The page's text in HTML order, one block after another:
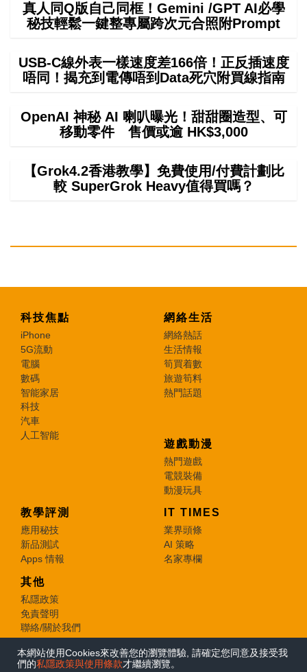
本網站使用Cookies來改善您的瀏覽體驗, 請確定您同意及接受我
們的私隱政策與使用條款才繼續瀏覽。
真人同Q版自己同框！Gemini /GPT AI必學
秘技輕鬆一鍵整專屬跨次元合照附Prompt
USB-C線外表一樣速度差166倍！正反插速度
唔同！揭充到電傳唔到Data死穴附買線指南
OpenAI 神秘 AI 喇叭曝光！甜甜圈造型、可
移動零件 售價或逾 HK$3,000
【Grok4.2香港教學】免費使用/付費計劃比
較 SuperGrok Heavy值得買嗎？
科技焦點
iPhone
5G流動
電腦
數碼
智能家居
科技
汽車
人工智能
網絡生活
網絡熱話
生活情報
筍買着數
旅遊筍料
熱門話題
遊戲動漫
熱門遊戲
電競裝備
動漫玩具
教學評測
應用秘技
新品測試
Apps 情報
IT TIMES
業界頭條
AI 策略
名家專欄
其他
私隱政策
免責聲明
聯絡/關於我們
© 2026 e-zone. All Rights Reserved.